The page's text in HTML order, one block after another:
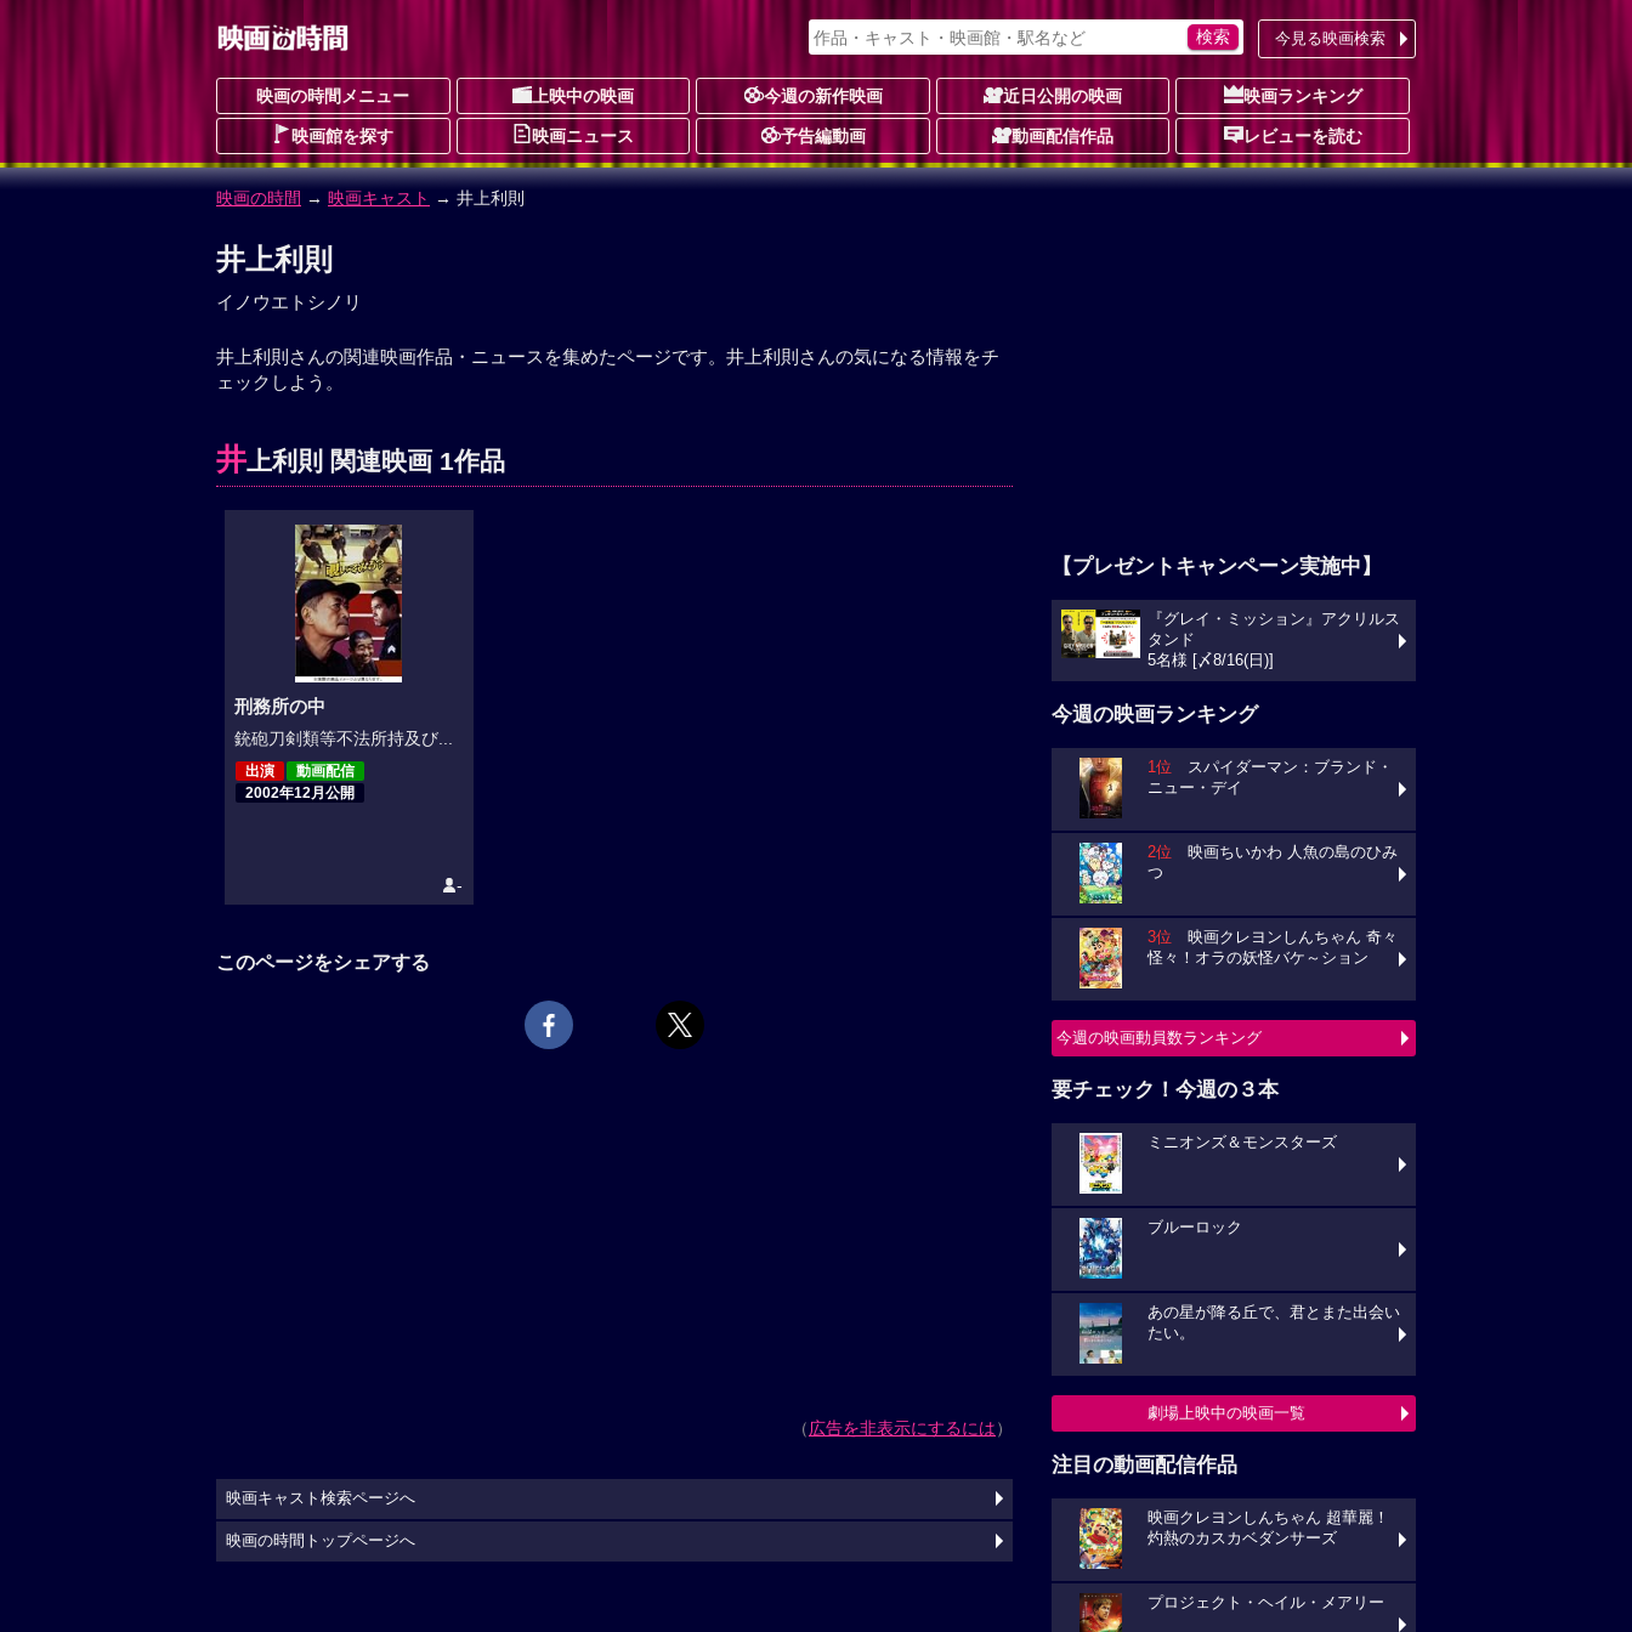
今見る映画検索
映画の時間メニュー 上映中の映画 今週の新作映画 近日公開の映画 映画ランキング
映画館を探す 映画ニュース 予告編動画 動画配信作品 レビューを読む
映画の時間 → 映画キャスト → 井上利則
井上利則
イノウエトシノリ
井上利則さんの関連映画作品・ニュースを集めたページです。井上利則さんの気になる情報をチ
ェックしよう。
井上利則 関連映画 1作品
刑務所の中
銃砲刀剣類等不法所持及び...
出演
動画配信
2002年12月公開
-
このページをシェアする
（広告を非表示にするには）
【プレゼントキャンペーン実施中】
『グレイ・ミッション』アクリルス
タンド
5名様 [〆8/16(日)]
今週の映画ランキング
1位 スパイダーマン：ブランド・
ニュー・デイ
2位 映画ちいかわ 人魚の島のひみ
つ
3位 映画クレヨンしんちゃん 奇々
怪々！オラの妖怪バケ～ション
今週の映画動員数ランキング
要チェック！今週の３本
ミニオンズ＆モンスターズ
ブルーロック
あの星が降る丘で、君とまた出会い
たい。
劇場上映中の映画一覧
注目の動画配信作品
映画クレヨンしんちゃん 超華麗！
灼熱のカスカベダンサーズ
プロジェクト・ヘイル・メアリー
映画キャスト検索ページへ
映画の時間トップページへ